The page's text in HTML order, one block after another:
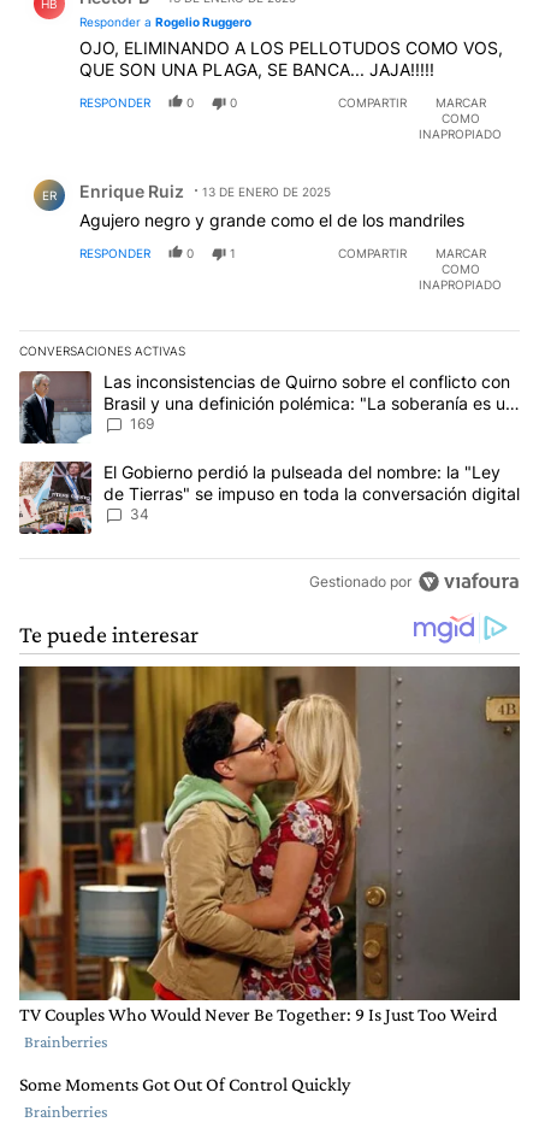
HB
Responder a Rogelio Ruggero
OJO, ELIMINANDO A LOS PELLOTUDOS COMO VOS,
QUE SON UNA PLAGA, SE BANCA... JAJA!!!!!
RESPONDER 0 0 COMPARTIR
MARCAR
COMO
INAPROPIADO
ER Enrique Ruiz 13 DE ENERO DE 2025
Agujero negro y grande como el de los mandriles
RESPONDER 0 1 COMPARTIR
MARCAR
COMO
INAPROPIADO
CONVERSACIONES ACTIVAS
Este listado muestra los artículos con más comentarios en los
Un artículo de tendencia con el título "Las inconsistencias de
Las inconsistencias de Quirno sobre el conflicto con
Brasil y una definición polémica: "La soberanía es un
concepto antiguo"
169
Un artículo de tendencia con el título "El Gobierno perdió la
El Gobierno perdió la pulseada del nombre: la "Ley
de Tierras" se impuso en toda la conversación digital
34
Gestionado por